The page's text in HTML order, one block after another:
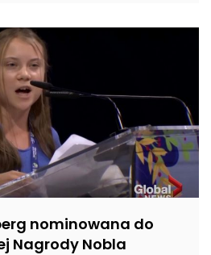
nominowana do
Nagrody Nobla